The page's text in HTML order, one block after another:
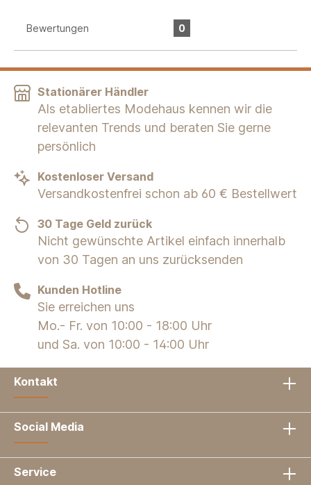
Bewertungen 0
Stationärer Händler
Als etabliertes Modehaus kennen wir die
relevanten Trends und beraten Sie gerne
persönlich
Kostenloser Versand
Versandkostenfrei schon ab 60 € Bestellwert
30 Tage Geld zurück
Nicht gewünschte Artikel einfach innerhalb
von 30 Tagen an uns zurücksenden
Kunden Hotline
Sie erreichen uns
Mo.- Fr. von 10:00 - 18:00 Uhr
und Sa. von 10:00 - 14:00 Uhr
Kontakt
Social Media
Service